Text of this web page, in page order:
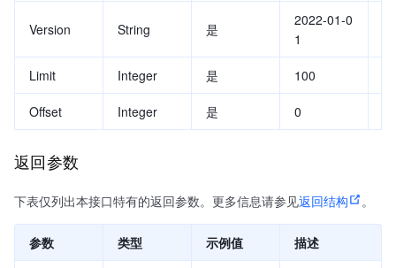
Version String 是
2022-01-0
1
Limit Integer 是 100
Offset Integer 是 0
返回参数
下表仅列出本接口特有的返回参数。更多信息请参见返回结构 。
参数 类型 示例值 描述